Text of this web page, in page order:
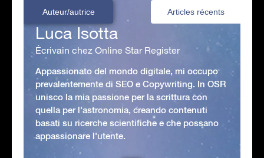
Auteur/autrice Articles récents
Luca Isotta
Écrivain chez Online Star Register
Appassionato del mondo digitale, mi occupo
prevalentemente di SEO e Copywriting. In OSR
unisco la mia passione per la scrittura con
quella per l'astronomia, creando contenuti
basati su ricerche scientifiche e che possano
appassionare l'utente.